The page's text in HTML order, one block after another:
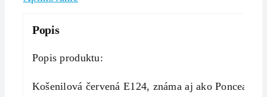
Popis
Popis produktu:
Košenilová červená E124, známa aj ako Ponceau